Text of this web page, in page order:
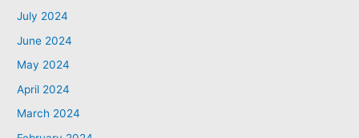
July 2024
June 2024
May 2024
April 2024
March 2024